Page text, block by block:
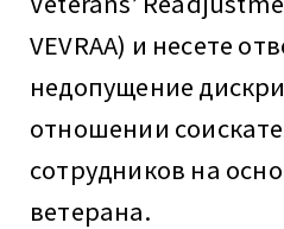
VEVRAA) и несете
недопущение
отношении
сотрудников на
ветерана.